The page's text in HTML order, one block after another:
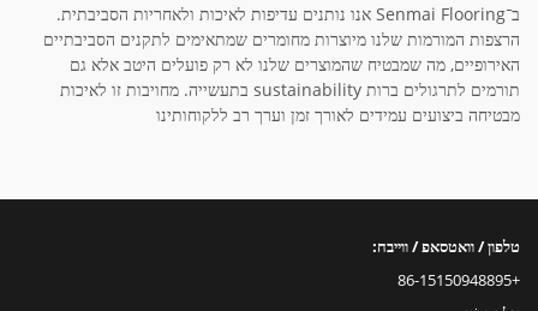
ב־Senmai Flooring אנו נותנים עדיפות לאיכות ולאחריות הסביבתית.
הרצפות המורמות שלנו מיוצרות מחומרים שמתאימים לתקנים הסביבתיים
האירופיים, מה שמבטיח שהמוצרים שלנו לא רק פועלים היטב אלא גם
תורמים לתרגולים ברות sustainability בתעשייה. מחויבות זו לאיכות
מבטיחה ביצועים עמידים לאורך זמן וערך רב ללקוחותינו
טלפון / וואטסאפ / ווייבח:
+86-15150948895